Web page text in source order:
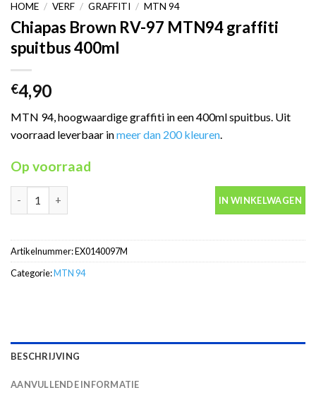
HOME / VERF / GRAFFITI / MTN 94
Chiapas Brown RV-97 MTN94 graffiti
spuitbus 400ml
€4,90
MTN 94, hoogwaardige graffiti in een 400ml spuitbus. Uit
voorraad leverbaar inmeer dan 200 kleuren.
Op voorraad
IN WINKELWAGEN
Artikelnummer:EX0140097M
Categorie:MTN 94
BESCHRIJVING
AANVULLENDE INFORMATIE